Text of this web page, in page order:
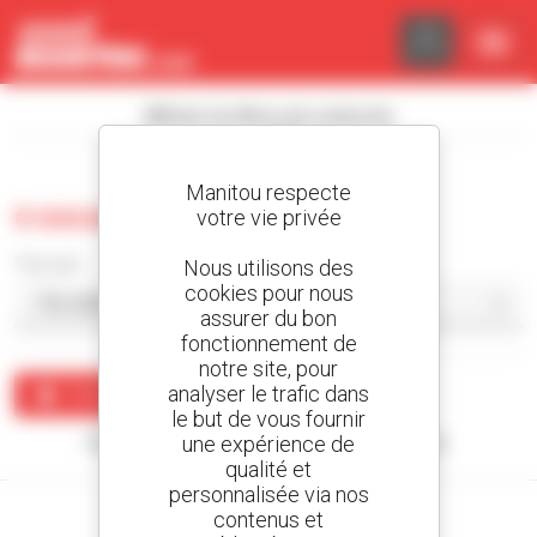
0 excavatrice d'occasion
Créer une alerte
Aucun résultat ne correspond à votre recherche.
Panneau de gestion des cookies
Manitou respecte
votre vie privée
Nous utilisons des
cookies pour nous
assurer du bon
fonctionnement de
notre site, pour
analyser le trafic dans
le but de vous fournir
une expérience de
qualité et
personnalisée via nos
contenus et